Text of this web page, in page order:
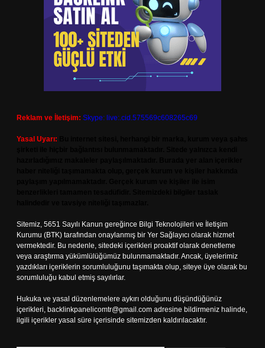
Reklam ve İletişim: Skype: live:.cid.575569c608265c69
Yasal Uyarı:
Sitemiz, 5651 Sayılı Kanun gereğince Bilgi Teknolojileri ve İletişim
Kurumu (BTK) tarafından onaylanmış bir Yer Sağlayıcı olarak hizmet
vermektedir. Bu nedenle, sitedeki içerikleri proaktif olarak denetleme
veya araştırma yükümlülüğümüz bulunmamaktadır. Ancak, üyelerimiz
yazdıkları içeriklerin sorumluluğunu taşımakta olup, siteye üye olarak bu
sorumluluğu kabul etmiş sayılırlar.
Hukuka ve yasal düzenlemelere aykırı olduğunu düşündüğünüz
içerikleri, backlinkpanelicomtr@gmail.com adresine bildirmeniz halinde,
ilgili içerikler yasal süre içerisinde sitemizden kaldırılacaktır.